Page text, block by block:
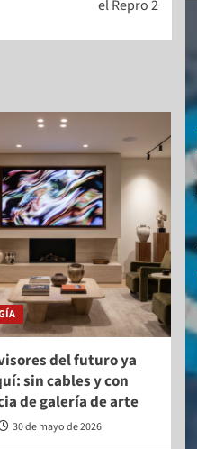
el Repro 2
del futuro ya
sin cables y con
de galería de arte
30 de mayo de 2026